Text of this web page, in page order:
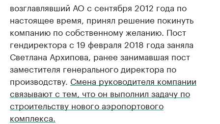
возглавлявший АО с сентября 2012 года по
настоящее время, принял решение покинуть
компанию по собственному желанию. Пост
гендиректора с 19 февраля 2018 года заняла
Светлана Архипова, ранее занимавшая пост
заместителя генерального директора по
производству. Смена руководителя компании
связывают с тем, что он выполнил задачу по
строительству нового аэропортового
комплекса.